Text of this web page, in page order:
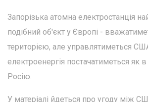
Запорізька атомна електростанція
подібний об'єкт у Європі -
територією, але управлятиметься
електроенергія постачатиметься як в
Росію.
У матеріалі йдеться про угоду між